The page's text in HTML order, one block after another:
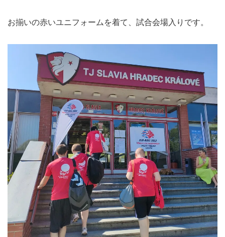
お揃いの赤いユニフォームを着て、試合会場入りです。